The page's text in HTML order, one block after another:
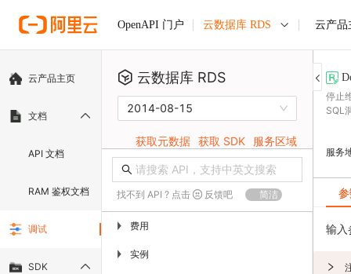
OpenAPI 门户 云数据库 RDS 云产品
云产品主页
文档
API 文档
RAM 鉴权文档
调试
SDK
云数据库 RDS
2014-08-15
获取元数据 获取 SDK 服务区域
找不到 API ? 点击 反馈吧 简洁
▶ 费用
▶ 实例
停止
SQL
服务
输入